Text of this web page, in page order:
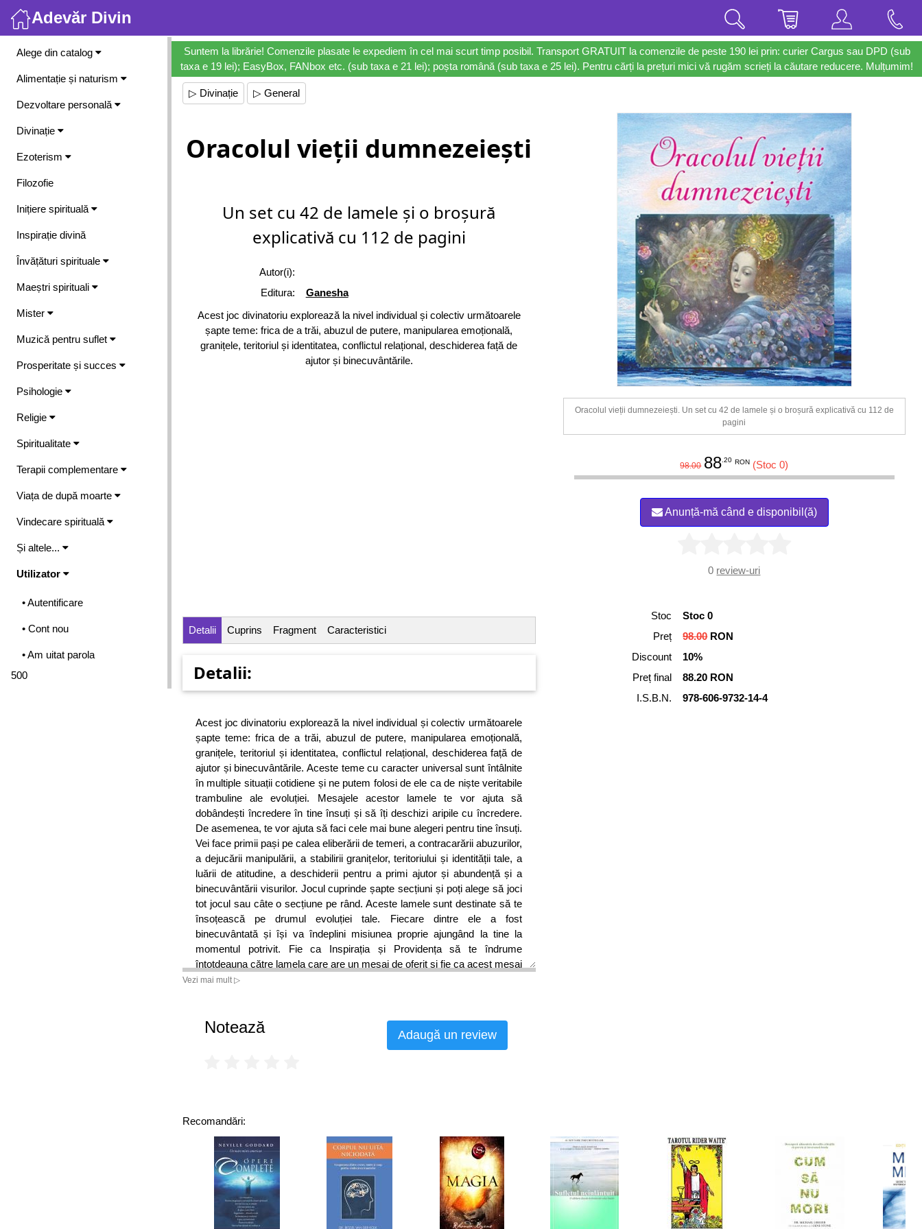
Adevăr Divin
Meniu
Alege din catalog
Alimentație și naturism
Dezvoltare personală
Divinație
Ezoterism
Filozofie
Inițiere spirituală
Inspirație divină
Învățături spirituale
Maeștri spirituali
Mister
Muzică pentru suflet
Prosperitate și succes
Psihologie
Religie
Spiritualitate
Terapii complementare
Viața de după moarte
Vindecare spirituală
Și altele...
Utilizator
• Autentificare
• Cont nou
• Am uitat parola
500
Suntem la librărie! Comenzile plasate le expediem în cel mai scurt timp posibil. Transport GRATUIT la comenzile de peste 190 lei prin: curier Cargus sau DPD (sub
taxa e 19 lei); EasyBox, FANbox etc. (sub taxa e 21 lei); poșta română (sub taxa e 25 lei). Pentru cărți la prețuri mici vă rugăm scrieți la căutare reducere. Mulțumim!
▷ Divinație ▷ General
Oracolul vieții dumnezeiești
Un set cu 42 de lamele și o broșură
explicativă cu 112 de pagini
Autor(i):
Editura:
Ganesha
Acest joc divinatoriu explorează la nivel individual și colectiv următoarele
șapte teme: frica de a trăi, abuzul de putere, manipularea emoțională,
granițele, teritoriul și identitatea, conflictul relațional, deschiderea față de
ajutor și binecuvântările.
Oracolul vieții dumnezeiești. Un set cu 42 de lamele și o broșură explicativă cu 112 de
pagini
98.00 88 .20 RON (Stoc 0)
Anunță-mă când e disponibil(ă)
0 review-uri
Detalii Cuprins Fragment Caracteristici
Detalii:
Acest joc divinatoriu explorează la nivel individual și colectiv următoarele
șapte teme: frica de a trăi, abuzul de putere, manipularea emoțională,
granițele, teritoriul și identitatea, conflictul relațional, deschiderea față de
ajutor și binecuvântările. Aceste teme cu caracter universal sunt întâlnite
în multiple situații cotidiene și ne putem folosi de ele ca de niște veritabile
trambuline ale evoluției. Mesajele acestor lamele te vor ajuta să
dobândești încredere în tine însuți și să îți deschizi aripile cu încredere.
De asemenea, te vor ajuta să faci cele mai bune alegeri pentru tine însuți.
Vei face primii pași pe calea eliberării de temeri, a contracarării abuzurilor,
a dejucării manipulării, a stabilirii granițelor, teritoriului și identității tale, a
luării de atitudine, a deschiderii pentru a primi ajutor și abundență și a
binecuvântării visurilor. Jocul cuprinde șapte secțiuni și poți alege să joci
tot jocul sau câte o secțiune pe rând. Aceste lamele sunt destinate să te
însoțească pe drumul evoluției tale. Fiecare dintre ele a fost
binecuvântată și își va îndeplini misiunea proprie ajungând la tine la
momentul potrivit. Fie ca Inspirația și Providența să te îndrume
întotdeauna către lamela care are un mesaj de oferit și fie ca acest mesaj
să reprezinte, la rândul său, un sui-generis ghid capabil să te ajute, să-ți
contribuie la elevarea conștiințelor către binele suprem al tuturor!
Vezi mai mult ▷
Stoc
Stoc 0
Preț
98.00RON
Discount
10%
Preț final
88.20 RON
I.S.B.N.
978-606-9732-14-4
Notează Adaugă un review
Recomandări: